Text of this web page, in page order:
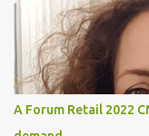
A Forum Retail 2022